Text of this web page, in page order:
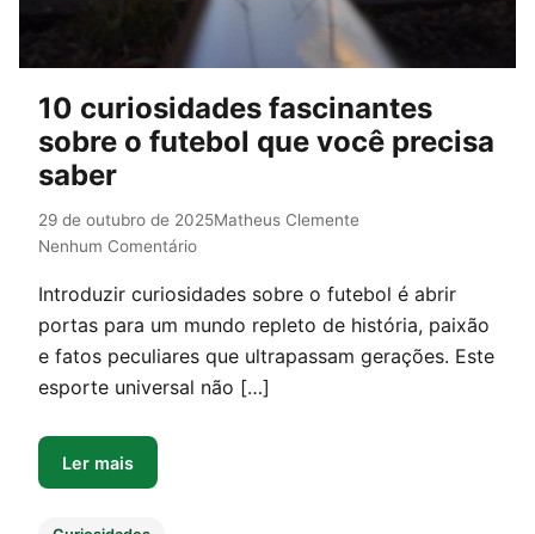
10 curiosidades fascinantes
sobre o futebol que você precisa
saber
29 de outubro de 2025Matheus Clemente
Nenhum Comentário
Introduzir curiosidades sobre o futebol é abrir
portas para um mundo repleto de história, paixão
e fatos peculiares que ultrapassam gerações. Este
esporte universal não […]
Ler mais